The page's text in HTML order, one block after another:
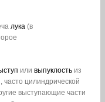
лука (в
или выпуклость из
часто цилиндрической
выступающие части